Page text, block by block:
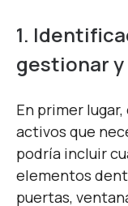
1.
gestionar
En primer
activos que
podría incluir
elementos
puertas,